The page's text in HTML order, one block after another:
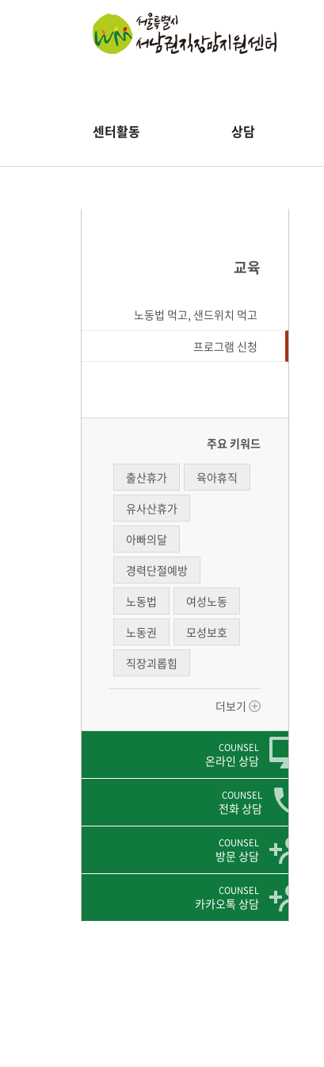
센터활동 상담
교육
노동법 먹고, 샌드위치 먹고
프로그램 신청
주요 키워드
출산휴가
육아휴직
유사산휴가
아빠의달
경력단절예방
노동법
여성노동
노동권
모성보호
직장괴롭힘
더보기
COUNSEL
온라인 상담
COUNSEL
전화 상담
COUNSEL
방문 상담
COUNSEL
카카오톡 상담